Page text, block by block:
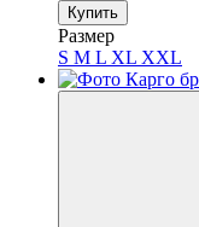
Купить
Размер
S M L XL XXL